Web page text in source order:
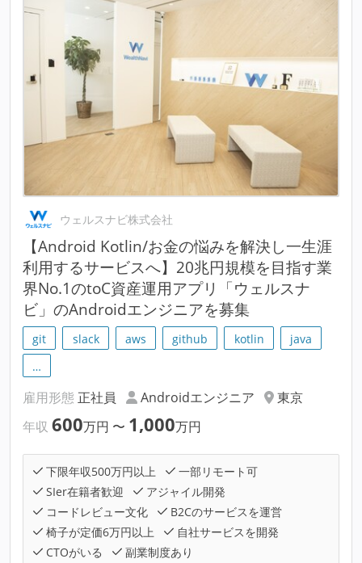
ウェルスナビ株式会社
【Android Kotlin/お金の悩みを解決し一生涯
利用するサービスへ】20兆円規模を目指す業
界No.1のtoC資産運用アプリ「ウェルスナ
ビ」のAndroidエンジニアを募集
git slack aws github kotlin
java
…
雇用形態 正社員 Androidエンジニア
東京
年収 600万円 〜 1,000万円
下限年収500万円以上
一部リモート可
SIer在籍者歓迎
アジャイル開発
コードレビュー文化
B2Cのサービスを運営
椅子が定価6万円以上
自社サービスを開発
CTOがいる
副業制度あり